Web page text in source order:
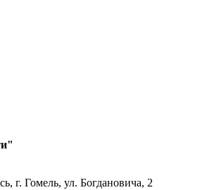
г. Гомель, ул. Богдановича, 2